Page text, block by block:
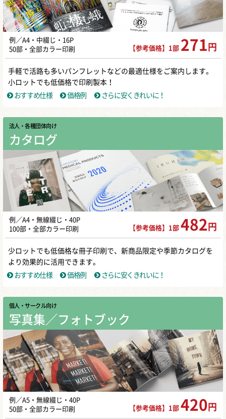
例／A4・中綴じ・16P
50部・全部カラー印刷
【参考価格】1部 271 円
手軽で活路も多いパンフレットなどの最適仕様をご案内します。
小ロットでも低価格で印刷製本！
おすすめ仕様
価格例 さらに安くきれいに！
法人・各種団体向け
カタログ
例／A4・無線綴じ・40P
100部・全部カラー印刷
【参考価格】1部 482 円
少ロットでも低価格な冊子印刷で、新商品限定や季節カタログを
より効果的に活用できます。
おすすめ仕様
価格例 さらに安くきれいに！
個人・サークル向け
写真集／フォトブック
例／A5・無線綴じ・40P
50部・全部カラー印刷
【参考価格】1部 420 円